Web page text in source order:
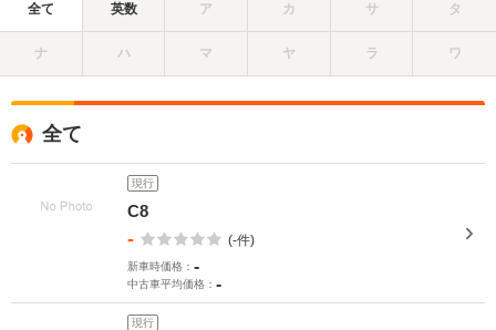
全て 英数 ア カ サ タ
ナ ハ マ ヤ ラ ワ
全て
現行
C8
- (-件)
新車時価格： -
中古車平均価格： -
現行